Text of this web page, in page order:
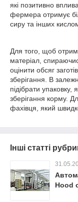
які позитивно
фермера отримує
сиру та інших
Для того, щоб
матеріал,
оцінити обсяг
зберігання. В
підібрати
зберігання корму.
фахівця, який
Інші статті
Hood